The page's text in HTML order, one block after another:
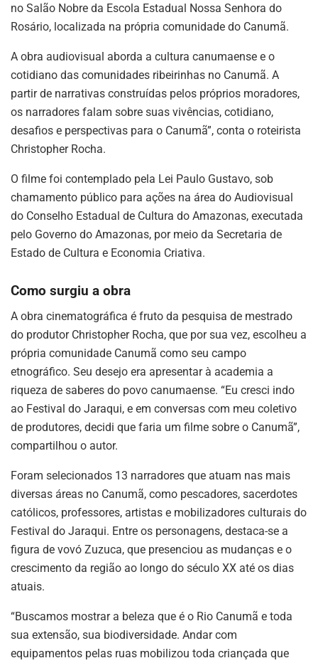
no Salão Nobre da Escola Estadual Nossa Senhora do
Rosário, localizada na própria comunidade do Canumã.
A obra audiovisual aborda a cultura canumaense e o
cotidiano das comunidades ribeirinhas no Canumã. A
partir de narrativas construídas pelos próprios moradores,
os narradores falam sobre suas vivências, cotidiano,
desafios e perspectivas para o Canumã”, conta o roteirista
Christopher Rocha.
O filme foi contemplado pela Lei Paulo Gustavo, sob
chamamento público para ações na área do Audiovisual
do Conselho Estadual de Cultura do Amazonas, executada
pelo Governo do Amazonas, por meio da Secretaria de
Estado de Cultura e Economia Criativa.
Como surgiu a obra
A obra cinematográfica é fruto da pesquisa de mestrado
do produtor Christopher Rocha, que por sua vez, escolheu a
própria comunidade Canumã como seu campo
etnográfico. Seu desejo era apresentar à academia a
riqueza de saberes do povo canumaense. “Eu cresci indo
ao Festival do Jaraqui, e em conversas com meu coletivo
de produtores, decidi que faria um filme sobre o Canumã”,
compartilhou o autor.
Foram selecionados 13 narradores que atuam nas mais
diversas áreas no Canumã, como pescadores, sacerdotes
católicos, professores, artistas e mobilizadores culturais do
Festival do Jaraqui. Entre os personagens, destaca-se a
figura de vovó Zuzuca, que presenciou as mudanças e o
crescimento da região ao longo do século XX até os dias
atuais.
“Buscamos mostrar a beleza que é o Rio Canumã e toda
sua extensão, sua biodiversidade. Andar com
equipamentos pelas ruas mobilizou toda criançada que